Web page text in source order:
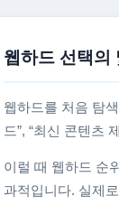
웹하드 선택의
웹하드를 처음 탐
드”, “최신 콘텐츠
이럴 때 웹하드 순
과적입니다. 실제